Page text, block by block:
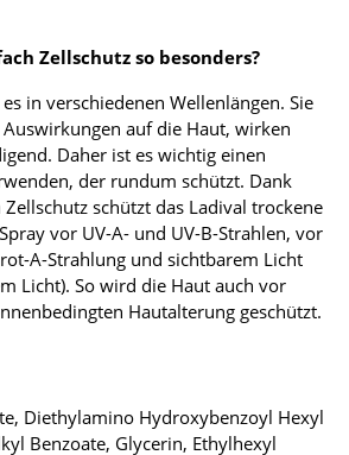
Zellschutz so besonders?
in verschiedenen Wellenlängen. Sie
auf die Haut, wirken
Daher ist es wichtig einen
der rundum schützt. Dank
schützt das Ladival trockene
vor UV-A- und UV-B-Strahlen, vor
A-Strahlung und sichtbarem Licht
Licht). So wird die Haut auch vor
Hautalterung geschützt.
Diethylamino Hydroxybenzoyl Hexyl
Benzoate, Glycerin, Ethylhexyl